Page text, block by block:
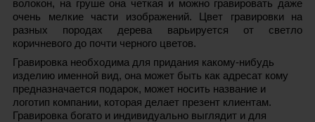
волокон, на груше она четкая и можно гравировать даже
очень мелкие части изображений. Цвет гравировки на
разных породах дерева варьируется от светло
коричневого до почти черного цветов.
Гравировка необходима для придания какому-нибудь
изделию именной вид, она может быть как адресат кому
предназначается подарок, может носить название и
логотип компании, которая делает презент клиентам.
Гравировка богато и индивидуально выглядит и для